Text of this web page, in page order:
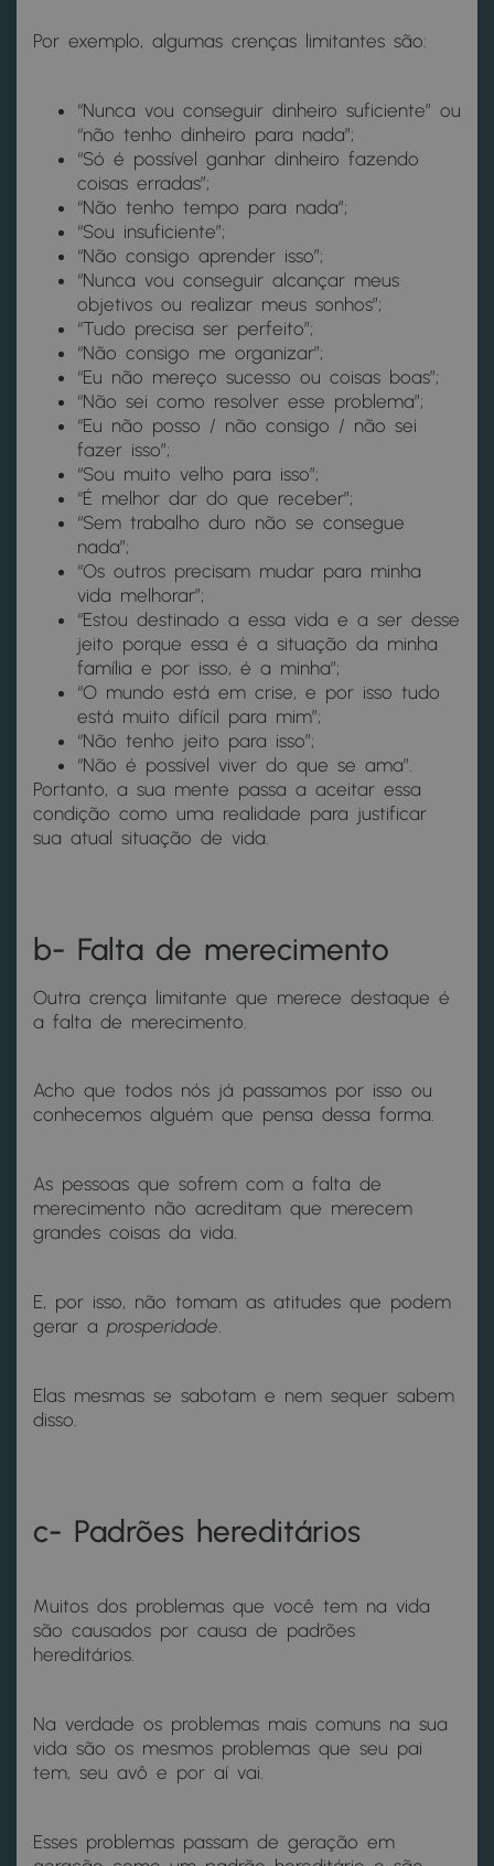
Por exemplo, algumas crenças limitantes são:
“Nunca vou conseguir dinheiro suficiente” ou
“não tenho dinheiro para nada”;
“Só é possível ganhar dinheiro fazendo
coisas erradas”;
“Não tenho tempo para nada”;
“Sou insuficiente”;
“Não consigo aprender isso”;
“Nunca vou conseguir alcançar meus
objetivos ou realizar meus sonhos”;
“Tudo precisa ser perfeito”;
“Não consigo me organizar”;
“Eu não mereço sucesso ou coisas boas”;
“Não sei como resolver esse problema”;
“Eu não posso / não consigo / não sei
fazer isso”;
“Sou muito velho para isso”;
“É melhor dar do que receber”;
“Sem trabalho duro não se consegue
nada”;
“Os outros precisam mudar para minha
vida melhorar”;
“Estou destinado a essa vida e a ser desse
jeito porque essa é a situação da minha
família e por isso, é a minha”;
“O mundo está em crise, e por isso tudo
está muito difícil para mim”;
“Não tenho jeito para isso”;
“Não é possível viver do que se ama”.
Portanto, a sua mente passa a aceitar essa
condição como uma realidade para justificar
sua atual situação de vida.
b- Falta de merecimento
Outra crença limitante que merece destaque é
a falta de merecimento.
Acho que todos nós já passamos por isso ou
conhecemos alguém que pensa dessa forma.
As pessoas que sofrem com a falta de
merecimento não acreditam que merecem
grandes coisas da vida.
E, por isso, não tomam as atitudes que podem
gerar a prosperidade
Elas mesmas se sabotam e nem sequer sabem
disso.
c- Padrões hereditários
Muitos dos problemas que você tem na vida
são causados por causa de padrões
hereditários.
Na verdade os problemas mais comuns na sua
vida são os mesmos problemas que seu pai
tem, seu avô e por aí vai.
Esses problemas passam de geração em